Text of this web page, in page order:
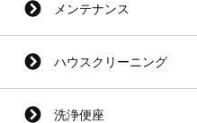
メンテナンス
ハウスクリーニング
洗浄便座